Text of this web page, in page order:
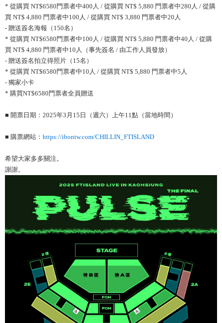
* 從購買 NT$6580門票者中400人 / 從購買 NT$ 5,880 門票者中280人 / 從購
買 NT$ 4,880 門票者中100人 / 從購買 NT$ 3,880 門票者中20人
- 贈送簽名海報（150名）
* 從購買 NT$6580門票者中100人 / 從購買 NT$ 5,880 門票者中40人 / 從購
買 NT$ 4,880 門票者中10人（事先簽名 / 由工作人員發放）
- 贈送簽名拍立得照片（15名）
* 從購買 NT$6580門票者中10人 / 從購買 NT$ 5,880 門票者中5人
- 獨家小卡
* 購買NT$6580門票者全員贈送
■ 開票日期：2025年3月15日（週六）上午11點（當地時間）
■ 購票網站： https://ibontw.com/CHILLIN_FTISLAND
希望大家多多關注。
謝謝。